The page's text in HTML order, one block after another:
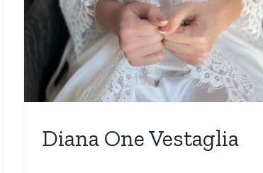
Diana One Vestaglia